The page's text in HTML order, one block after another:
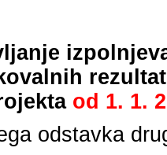
od 1. 1.
odstavka